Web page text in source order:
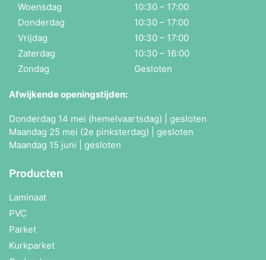
Woensdag
10:30 – 17:00
Donderdag
10:30 – 17:00
Vrijdag
10:30 – 17:00
Zaterdag
10:30 – 16:00
Zondag
Gesloten
Afwijkende openingstijden:
Donderdag 14 mei (hemelvaartsdag) | gesloten
Maandag 25 mei (2e pinksterdag) | gesloten
Maandag 15 juni | gesloten
Producten
Laminaat
PVC
Parket
Kurkparket